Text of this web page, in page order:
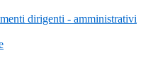
dirigenti - amministrativi